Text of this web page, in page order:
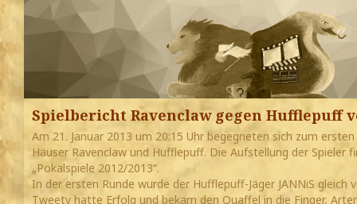
Spielbericht Ravenclaw gegen Hufflepuff
Am 21. Januar 2013 um 20:15 Uhr begegneten sich zum
Häuser Ravenclaw und Hufflepuff. Die Aufstellung der Spieler
„Pokalspiele 2012/2013“.
In der ersten Runde wurde der Hufflepuff-Jäger JANNiS gleich
Tweety hatte Erfolg und bekam den Quaffel in die Finger,